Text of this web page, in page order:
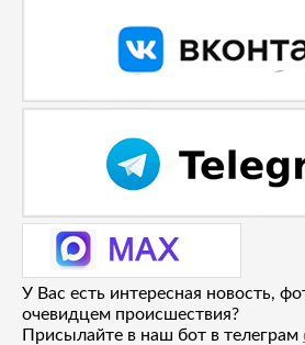
У Вас есть интересная новость,
очевидцем происшествия?
Присылайте в наш бот в телеграм